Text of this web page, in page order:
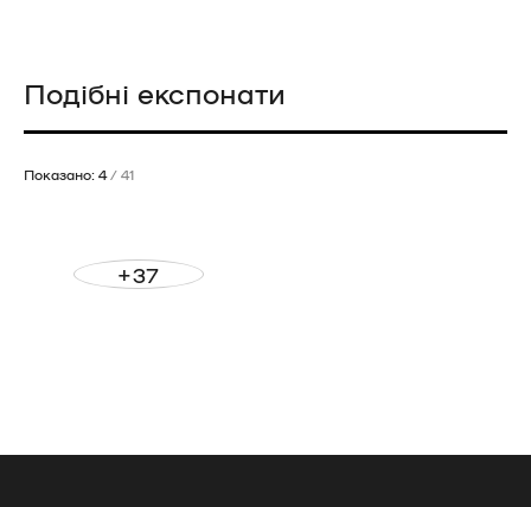
Подібні експонати
Показано: 4 / 41
+37